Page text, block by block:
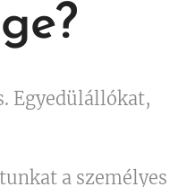
Egyedülállókat,
a személyes